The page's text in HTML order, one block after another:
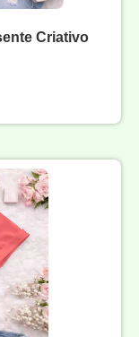
Criativo